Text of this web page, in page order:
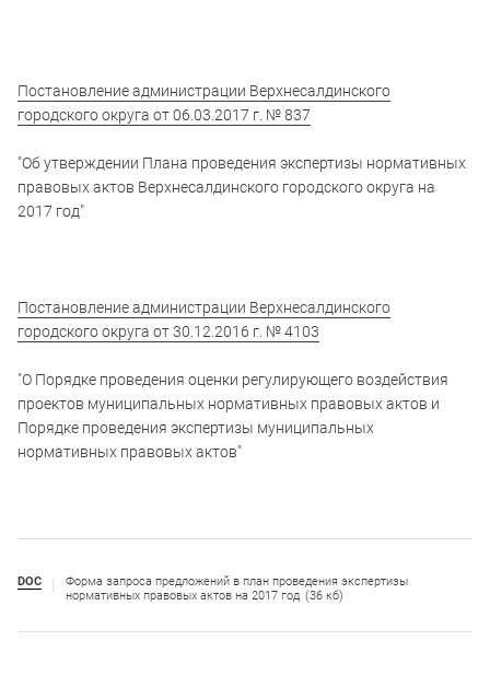
Постановление администрации Верхнесалдинского
городского округа от 06.03.2017 г. № 837
"Об утверждении Плана проведения экспертизы нормативных
правовых актов Верхнесалдинского городского округа на
2017 год"
Постановление администрации Верхнесалдинского
городского округа от 30.12.2016 г. № 4103
"О Порядке проведения оценки регулирующего воздействия
проектов муниципальных нормативных правовых актов и
Порядке проведения экспертизы муниципальных
нормативных правовых актов"
DOC
Форма запроса предложений в план проведения экспертизы
нормативных правовых актов на 2017 год (36 кб)